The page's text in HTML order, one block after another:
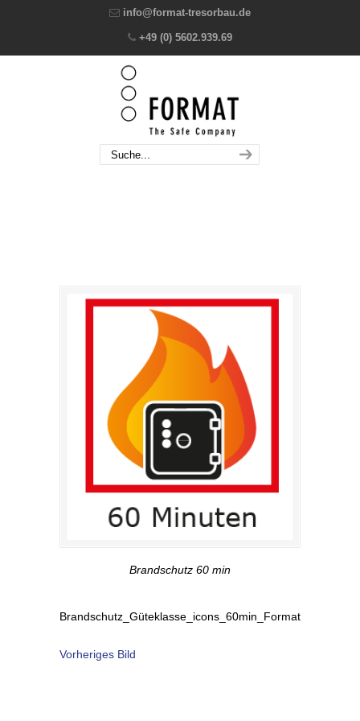
info@format-tresorbau.de
+49 (0) 5602.939.69
Brandschutz 60 min
Brandschutz_Güteklasse_icons_60min_Format
Vorheriges Bild